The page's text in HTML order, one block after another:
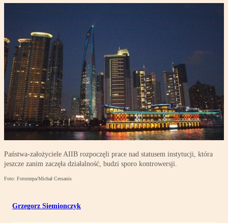
Państwa-założyciele AIIB rozpoczęli prace nad statusem instytucji, która
jeszcze zanim zaczęła działalność, budzi sporo kontrowersji.
Foto: Fotorzepa/Michał Cessanis
Grzegorz Siemionczyk